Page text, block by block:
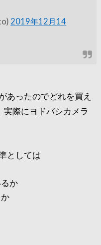
2019年12月14
あったのでどれを買え
際にヨドバシカメラ
としては
か